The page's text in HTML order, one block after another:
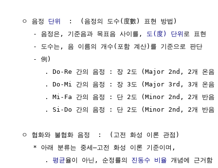
  ㅇ 음정
단위
  :  (음정의 도수(度數) 표현 방법)
     - 음정은, 기준음과 목표음 사이를,
도(度) 단위 로 표현
     - 도수는, 음 이름의 개수(포함 계산)를 기준으로 판단
     - 例)
. Do-Re 간의 음정 : 장 2도 (Major 2nd, 2개 온음
. Do-Mi 간의 음정 : 장 3도 (Major 3rd, 3개 온음
. Mi-Fa 간의 음정 : 단 2도 (Minor 2nd, 2개 반음
. Si-Do 간의 음정 : 단 2도 (Minor 2nd, 2개 반음
  ㅇ 협화와 불협화 음정  :  (고전 화성 이론 관점)
     * 아래 분류는 중세–고전 화성 이론 기준이며,
        .
평균율이 아닌, 순정률의 진동수 비율 개념에 근거함